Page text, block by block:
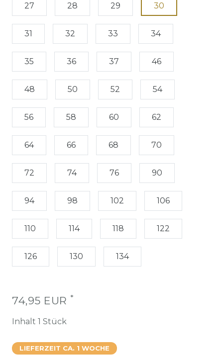
27 28 29 30
31 32 33 34
35 36 37 46
48 50 52 54
56 58 60 62
64 66 68 70
72 74 76 90
94 98 102 106
110 114 118 122
126 130 134
74,95 EUR *
Inhalt 1 Stück
LIEFERZEIT CA. 1 WOCHE